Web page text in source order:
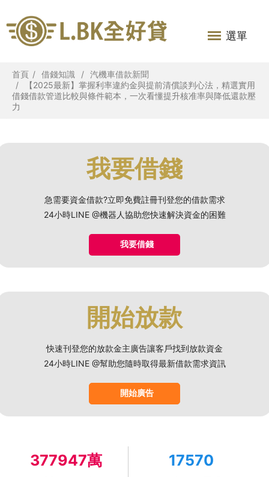
選單
首頁 借錢知識
汽機車借款新聞
【2025最新】掌握利率違約金與提前清償談判心法，精選實用
借錢借款管道比較與條件範本，一次看懂提升核准率與降低還款壓
力
我要借錢
急需要資金借款?立即免費註冊刊登您的借款需求
24小時LINE @機器人協助您快速解決資金的困難
我要借錢
開始放款
快速刊登您的放款金主廣告讓客戶找到放款資金
24小時LINE @幫助您隨時取得最新借款需求資訊
開始廣告
377947萬 17570